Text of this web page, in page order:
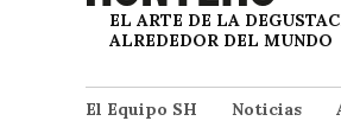
Spirit Hunters
EL ARTE DE LA
ALREDEDOR DEL MUNDO
El Equipo SH Noticias